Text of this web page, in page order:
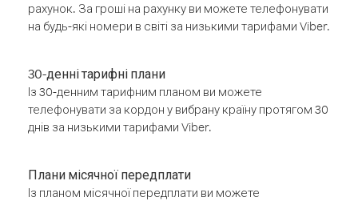
рахунок. За гроші на рахунку ви можете телефонувати
на будь-які номери в світі за низькими тарифами Viber.
30-денні тарифні плани
Із 30-денним тарифним планом ви можете
телефонувати за кордон у вибрану країну протягом 30
днів за низькими тарифами Viber.
Плани місячної передплати
Із планом місячної передплати ви можете